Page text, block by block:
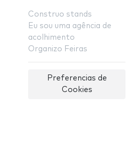
Construo stands
Eu sou uma agência de
acolhimento
Organizo Feiras
Preferencias de
Cookies